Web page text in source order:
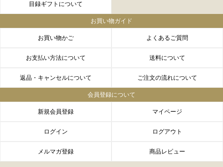
目録ギフトについて
お買い物ガイド
お買い物かご よくあるご質問
お支払い方法について 送料について
返品・キャンセルについて ご注文の流れについて
会員登録について
新規会員登録 マイページ
ログイン ログアウト
メルマガ登録 商品レビュー